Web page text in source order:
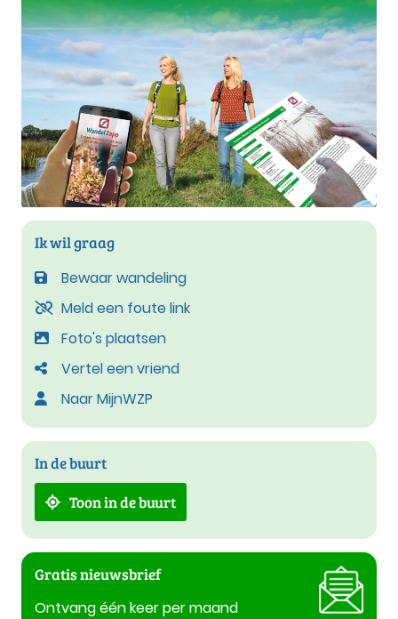
Ik wil graag
Bewaar wandeling
Meld een foute link
Foto's plaatsen
Vertel een vriend
Naar MijnWZP
In de buurt
Toon in de buurt
Gratis nieuwsbrief
Ontvang één keer per maand